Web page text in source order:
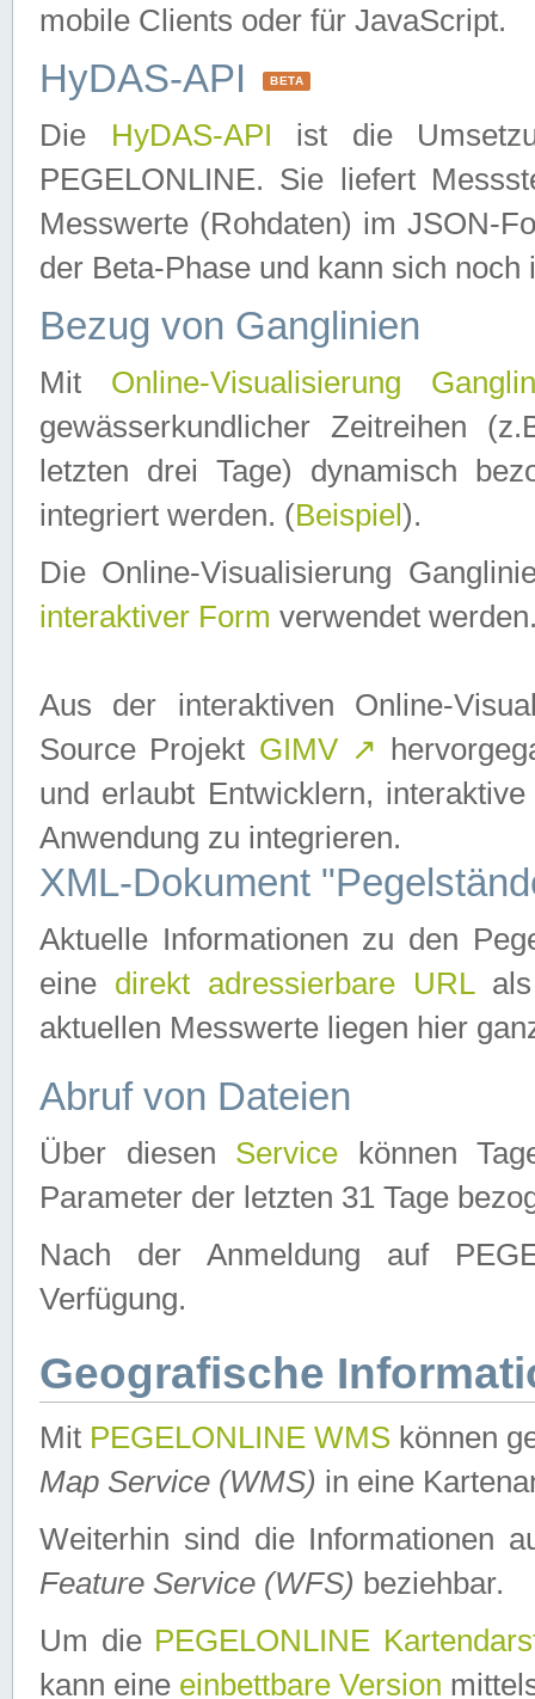
mobile Clients oder für JavaScript.
HyDAS-API BETA
Die HyDAS-API ist die
PEGELONLINE. Sie liefert
Messwerte (Rohdaten) im JSON-
der Beta-Phase und kann sich noch
Bezug von Ganglinien
Mit Online-Visualisierung
gewässerkundlicher Zeitreihen
letzten drei Tage) dynamisch
integriert werden. (Beispiel ).
Die Online-Visualisierung
interaktiver Form verwendet
Aus der interaktiven Online-
Source Projekt GIMV ↗
und erlaubt Entwicklern,
Anwendung zu integrieren.
XML-Dokument
Aktuelle Informationen zu den
eine direkt adressierbare URLals
aktuellen Messwerte liegen hier
Abruf von Dateien
Über diesen Service können
Parameter der letzten 31 Tage
Nach der Anmeldung auf
Verfügung.
Geografische
Mit PEGELONLINE WMS können
Map Service (WMS) in eine
Weiterhin sind die Informationen
Feature Service (WFS) beziehbar.
Um die PEGELONLINE
kann eine einbettbare Version